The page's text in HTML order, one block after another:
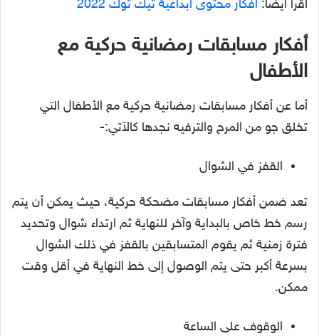
اقرأ أيضا: أفكار محتوى ابداعية تيك توك 2022
أفكار مسابقات رمضانية حركية مع
الأطفال
أما عن أفكار مسابقات رمضانية حركية مع الأطفال التي
تخلق جو من المرح والترفيه نجدها كالآتي:-
القفز في الشوال
تعد ضمن أفكار مسابقات مضحكة حركية، حيث يمكن أن يتم
رسم خط خاص بالبداية وآخر للنهاية ثم ارتداء شوال وتحديد
فترة زمنية ثم يقوم المتسابقين بالقفز في ذلك الشوال
بسرعة أكبر حتى يتم الوصول إلى خط النهاية في أقل وقت
ممكن.
الوقوف على الساعة